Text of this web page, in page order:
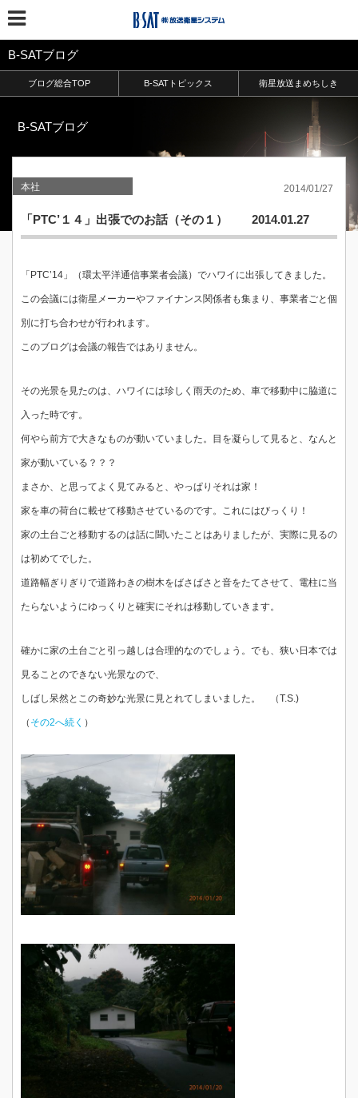
B-SATブログ
ブログ総合TOP B-SATトピックス 衛星放送まめちしき
B-SATブログ
本社 2014/01/27
「PTC’１４」出張でのお話（その１） 2014.01.27
「PTC’14」（環太平洋通信事業者会議）でハワイに出張してきました。
この会議には衛星メーカーやファイナンス関係者も集まり、事業者ごと個
別に打ち合わせが行われます。
このブログは会議の報告ではありません。
その光景を見たのは、ハワイには珍しく雨天のため、車で移動中に脇道に
入った時です。
何やら前方で大きなものが動いていました。目を凝らして見ると、なんと
家が動いている？？？
まさか、と思ってよく見てみると、やっぱりそれは家！
家を車の荷台に載せて移動させているのです。これにはびっくり！
家の土台ごと移動するのは話に聞いたことはありましたが、実際に見るの
は初めてでした。
道路幅ぎりぎりで道路わきの樹木をばさばさと音をたてさせて、電柱に当
たらないようにゆっくりと確実にそれは移動していきます。
確かに家の土台ごと引っ越しは合理的なのでしょう。でも、狭い日本では
見ることのできない光景なので、
しばし呆然とこの奇妙な光景に見とれてしまいました。 （T.S.)
（ その2へ続く ）